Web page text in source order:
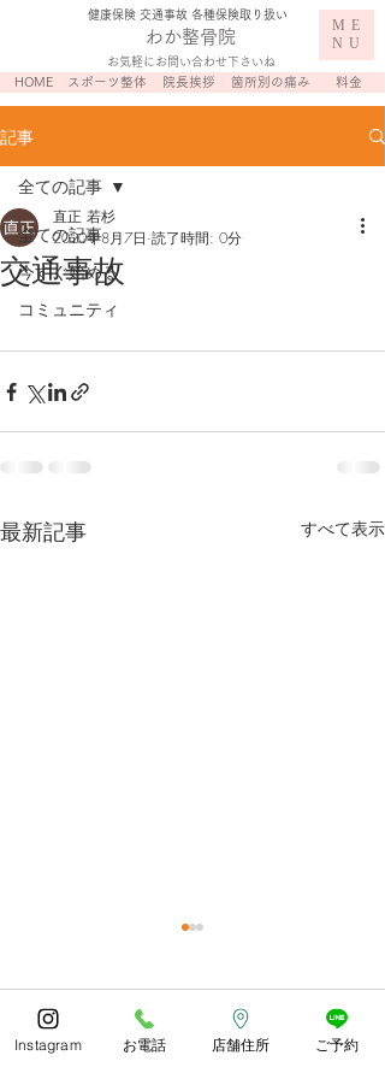
お気軽にお問い合わせ下さいね
わか整骨院
​健康保険 交通事故 各種保険取り扱い
ME
NU
スポーツ整体 院長挨拶 箇所別の痛み
HOME 料金
記事
全ての記事
今すぐ始める
コミュニティ
全ての記事
交通事故
直正 若杉
2020年8月7日 読了時間: 0分
最新記事 すべて表示
あっとゆう間の1年でしたね
皆様どのようにお過ごしでし
コメント
Instagram お電話 店舗住所 ご予約